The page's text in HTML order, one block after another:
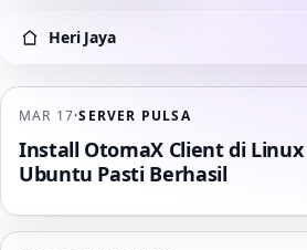
Heri Jaya
Heri Jaya
MAR 17·SERVER PULSA
Install OtomaX Client di Linux
Ubuntu Pasti Berhasil